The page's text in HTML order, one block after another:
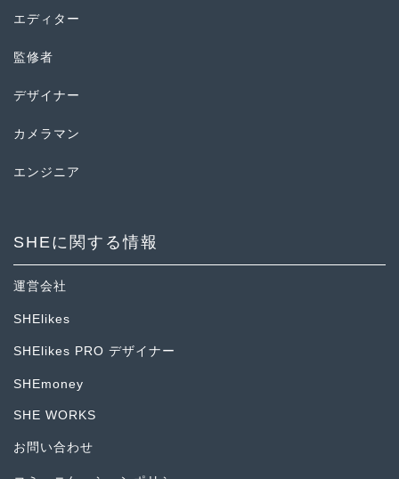
エディター
監修者
デザイナー
カメラマン
エンジニア
SHEに関する情報
運営会社
SHElikes
SHElikes PRO デザイナー
SHEmoney
SHE WORKS
お問い合わせ